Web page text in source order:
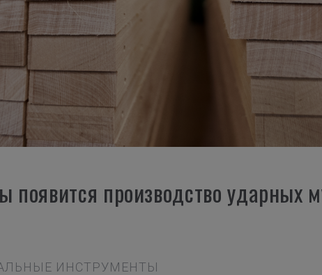
появится производство ударных
ИНСТРУМЕНТЫ